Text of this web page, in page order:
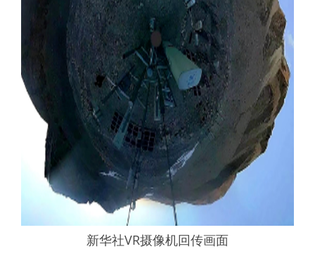
新华社VR摄像机回传画面